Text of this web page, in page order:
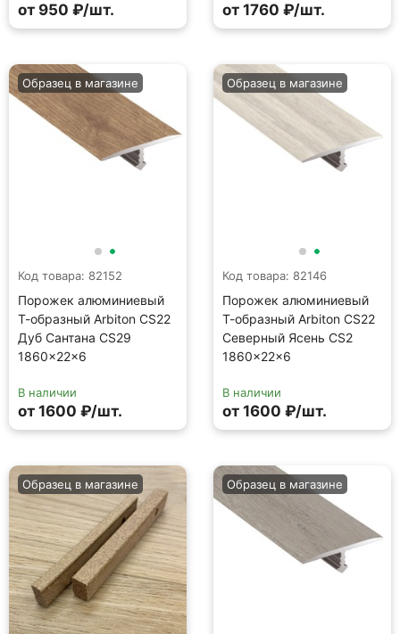
от 950 ₽/шт. от 1760 ₽/шт.
Код товара: 82152
Порожек алюминиевый
Т-образный Arbiton CS22
Дуб Сантана CS29
1860×22×6
Образец в магазине
В наличии
от 1600 ₽/шт.
Код товара: 82146
Порожек алюминиевый
Т-образный Arbiton CS22
Северный Ясень CS2
1860×22×6
Образец в магазине
В наличии
от 1600 ₽/шт.
Образец в магазине Образец в магазине